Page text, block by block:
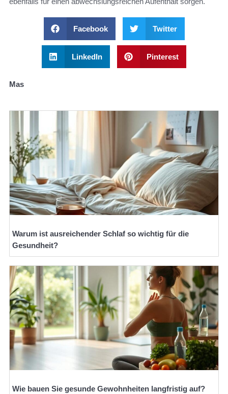
Facebook Twitter
LinkedIn Pinterest
Mas
Warum ist ausreichender Schlaf so wichtig für die
Gesundheit?
Wie bauen Sie gesunde Gewohnheiten langfristig auf?